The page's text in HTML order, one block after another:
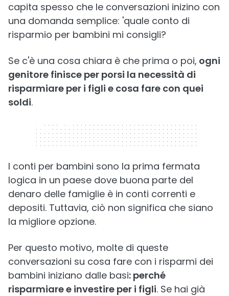
capita spesso che le conversazioni inizino con
una domanda semplice: 'quale conto di
risparmio per bambini mi consigli?
Se c'è una cosa chiara è che prima o poi, ogni
genitore finisce per porsi la necessità di
risparmiare per i figli e cosa fare con quei
soldi.
320 x 50
I conti per bambini sono la prima fermata
logica in un paese dove buona parte del
denaro delle famiglie è in conti correnti e
depositi. Tuttavia, ciò non significa che siano
la migliore opzione.
Per questo motivo, molte di queste
conversazioni su cosa fare con i risparmi dei
bambini iniziano dalle basi: perché
risparmiare e investire per i figli. Se hai già